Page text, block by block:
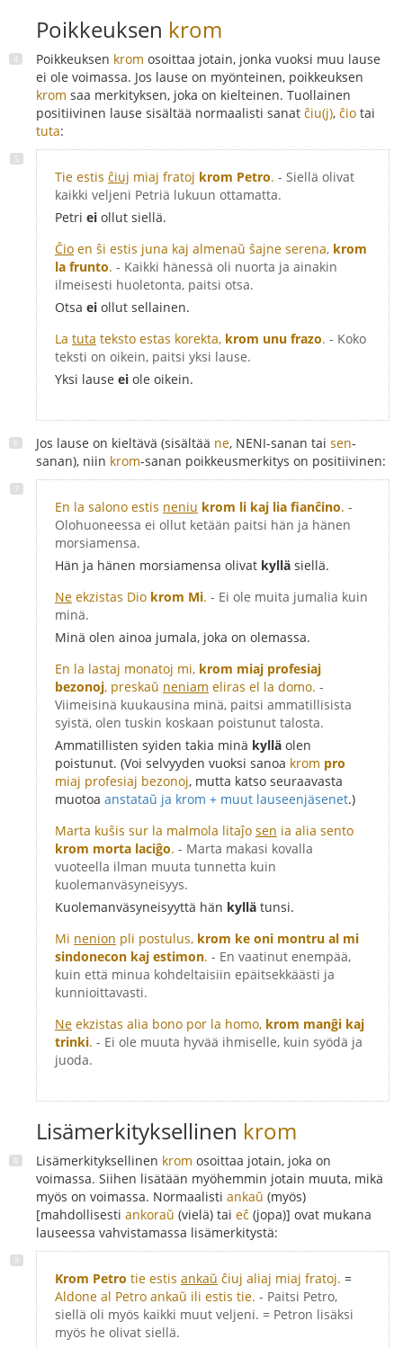
Poikkeuksen krom
Poikkeuksen krom osoittaa jotain, jonka vuoksi muu lause
ei ole voimassa. Jos lause on myönteinen, poikkeuksen
krom saa merkityksen, joka on kielteinen. Tuollainen
positiivinen lause sisältää normaalisti sanat ĉiu(j), ĉio tai
tuta:
Tie estis ĉiuj miaj fratoj krom Petro. - Siellä olivat
kaikki veljeni Petriä lukuun ottamatta.
Petri ei ollut siellä.
Ĉio en ŝi estis juna kaj almenaŭ ŝajne serena, krom
la frunto. - Kaikki hänessä oli nuorta ja ainakin
ilmeisesti huoletonta, paitsi otsa.
Otsa ei ollut sellainen.
La tuta teksto estas korekta, krom unu frazo. - Koko
teksti on oikein, paitsi yksi lause.
Yksi lause ei ole oikein.
Jos lause on kieltävä (sisältää ne, NENI-sanan tai sen-
sanan), niin krom-sanan poikkeusmerkitys on positiivinen:
En la salono estis neniu krom li kaj lia fianĉino. -
Olohuoneessa ei ollut ketään paitsi hän ja hänen
morsiamensa.
Hän ja hänen morsiamensa olivat kyllä siellä.
Ne ekzistas Dio krom Mi. - Ei ole muita jumalia kuin
minä.
Minä olen ainoa jumala, joka on olemassa.
En la lastaj monatoj mi, krom miaj profesiaj
bezonoj, preskaŭ neniam eliras el la domo. -
Viimeisinä kuukausina minä, paitsi ammatillisista
syistä, olen tuskin koskaan poistunut talosta.
Ammatillisten syiden takia minä kyllä olen
poistunut. (Voi selvyyden vuoksi sanoa krom pro
miaj profesiaj bezonoj, mutta katso seuraavasta
muotoa anstataŭ ja krom + muut lauseenjäsenet.)
Marta kuŝis sur la malmola litaĵo sen ia alia sento
krom morta laciĝo. - Marta makasi kovalla
vuoteella ilman muuta tunnetta kuin
kuolemanväsyneisyys.
Kuolemanväsyneisyyttä hän kyllä tunsi.
Mi nenion pli postulus, krom ke oni montru al mi
sindonecon kaj estimon. - En vaatinut enempää,
kuin että minua kohdeltaisiin epäitsekkäästi ja
kunnioittavasti.
Ne ekzistas alia bono por la homo, krom manĝi kaj
trinki. - Ei ole muuta hyvää ihmiselle, kuin syödä ja
juoda.
Lisämerkityksellinen krom
Lisämerkityksellinen krom osoittaa jotain, joka on
voimassa. Siihen lisätään myöhemmin jotain muuta, mikä
myös on voimassa. Normaalisti ankaŭ (myös)
[mahdollisesti ankoraŭ (vielä) tai eĉ (jopa)] ovat mukana
lauseessa vahvistamassa lisämerkitystä:
Krom Petro tie estis ankaŭ ĉiuj aliaj miaj fratoj. =
Aldone al Petro ankaŭ ili estis tie. - Paitsi Petro,
siellä oli myös kaikki muut veljeni. = Petron lisäksi
myös he olivat siellä.